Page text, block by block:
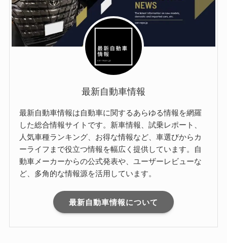
最新自動車情報
最新自動車情報は自動車に関するあらゆる情報を網羅
した総合情報サイトです。新車情報、試乗レポート、
人気車種ランキング、お得な情報など、車選びからカ
ーライフまで役立つ情報を幅広く提供しています。自
動車メーカーからの公式発表や、ユーザーレビューな
ど、多角的な情報源を活用しています。
最新自動車情報について